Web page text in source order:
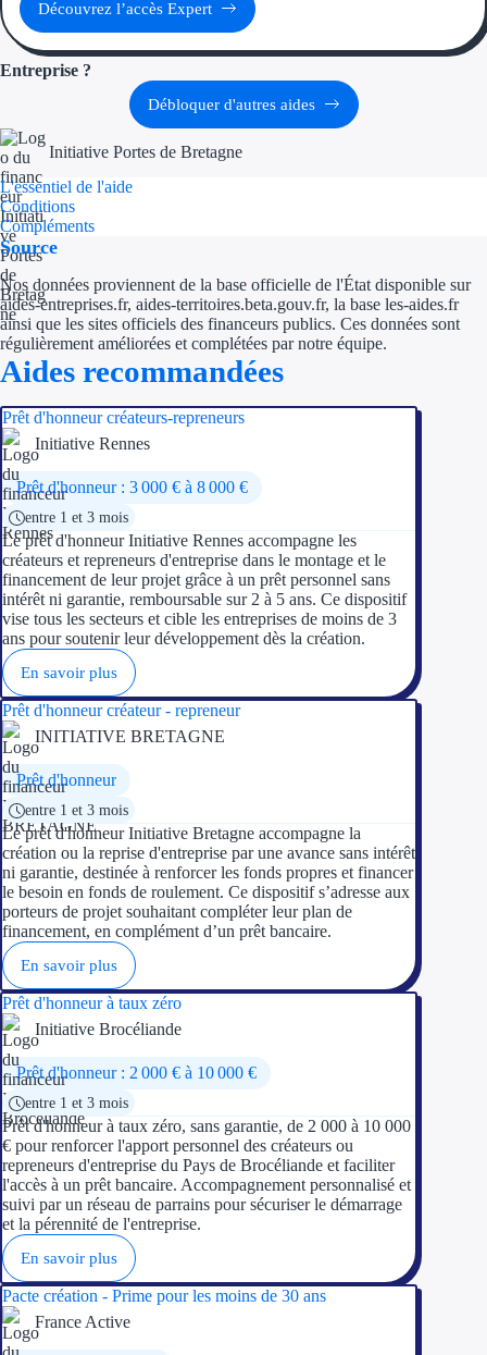
Aides Région
Aides Région
Aides Nationales
Aides Européennes
Ressources
FAQ
Blog
Découvrez l’accès Expert
Entreprise ?
Débloquer d'autres aides
Initiative Portes de Bretagne
L'essentiel de l'aide
Conditions
Compléments
Source
Nos données proviennent de la base officielle de l'État disponible sur
aides-entreprises.fr, aides-territoires.beta.gouv.fr, la base les-aides.fr
ainsi que les sites officiels des financeurs publics. Ces données sont
régulièrement améliorées et complétées par notre équipe.
Aides recommandées
Prêt d'honneur créateurs-repreneurs
Initiative Rennes
Prêt d'honneur : 3 000 € à 8 000 €
entre 1 et 3 mois
Le prêt d'honneur Initiative Rennes accompagne les
créateurs et repreneurs d'entreprise dans le montage et le
financement de leur projet grâce à un prêt personnel sans
intérêt ni garantie, remboursable sur 2 à 5 ans. Ce dispositif
vise tous les secteurs et cible les entreprises de moins de 3
ans pour soutenir leur développement dès la création.
En savoir plus
Prêt d'honneur créateur - repreneur
INITIATIVE BRETAGNE
Prêt d'honneur
entre 1 et 3 mois
Le prêt d'honneur Initiative Bretagne accompagne la
création ou la reprise d'entreprise par une avance sans intérêt
ni garantie, destinée à renforcer les fonds propres et financer
le besoin en fonds de roulement. Ce dispositif s’adresse aux
porteurs de projet souhaitant compléter leur plan de
financement, en complément d’un prêt bancaire.
En savoir plus
Prêt d'honneur à taux zéro
Initiative Brocéliande
Prêt d'honneur : 2 000 € à 10 000 €
entre 1 et 3 mois
Prêt d'honneur à taux zéro, sans garantie, de 2 000 à 10 000
€ pour renforcer l'apport personnel des créateurs ou
repreneurs d'entreprise du Pays de Brocéliande et faciliter
l'accès à un prêt bancaire. Accompagnement personnalisé et
suivi par un réseau de parrains pour sécuriser le démarrage
et la pérennité de l'entreprise.
En savoir plus
Pacte création - Prime pour les moins de 30 ans
France Active